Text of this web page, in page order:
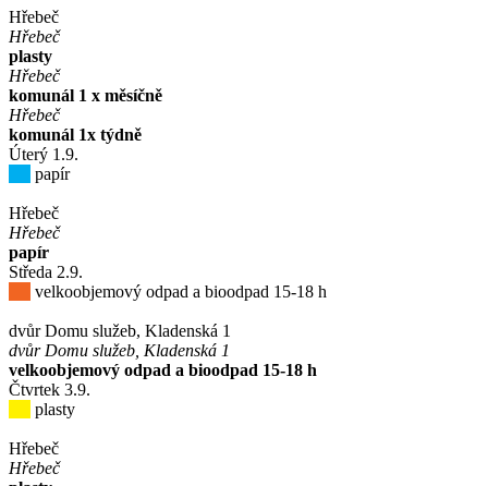
Hřebeč
Hřebeč
plasty
Hřebeč
komunál 1 x měsíčně
Hřebeč
komunál 1x týdně
Úterý 1 .9.
papír
Hřebeč
Hřebeč
papír
Středa 2.9.
velkoobjemový odpad a bioodpad 15-18 h
dvůr Domu služeb, Kladenská 1
dvůr Domu služeb, Kladenská 1
velkoobjemový odpad a bioodpad 15-18 h
Čtvrtek 3.9.
plasty
Hřebeč
Hřebeč